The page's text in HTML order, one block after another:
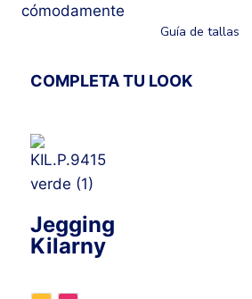
cómodamente
Guía de tallas
COMPLETA TU LOOK
Jegging
Kilarny